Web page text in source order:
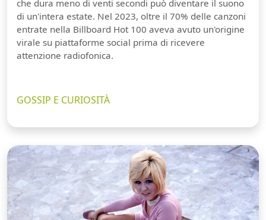
che dura meno di venti secondi può diventare il suono
di un'intera estate. Nel 2023, oltre il 70% delle canzoni
entrate nella Billboard Hot 100 aveva avuto un'origine
virale su piattaforme social prima di ricevere
attenzione radiofonica.
GOSSIP E CURIOSITÀ